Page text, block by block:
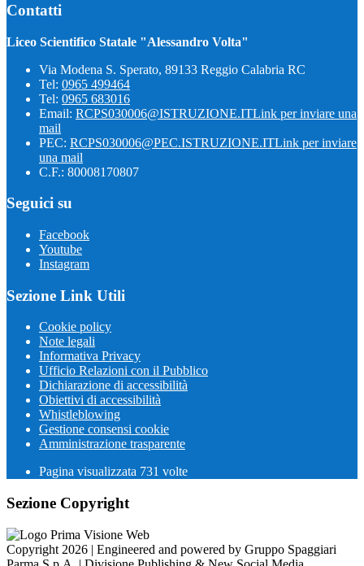
Contatti
Liceo Scientifico Statale "Alessandro Volta"
Via Modena S. Sperato, 89133 Reggio Calabria RC
Tel: 0965 499464
Tel: 0965 683016
Email: RCPS030006@ISTRUZIONE.ITLink per inviare una
mail
PEC: RCPS030006@PEC.ISTRUZIONE.ITLink per inviare
una mail
C.F.: 80008170807
Seguici su
Facebook
Youtube
Instagram
Sezione Link Utili
Cookie policy
Note legali
Informativa Privacy
Ufficio Relazioni con il Pubblico
Dichiarazione di accessibilità
Obiettivi di accessibilità
Whistleblowing
Gestione consensi cookie
Amministrazione trasparente
Pagina visualizzata 731 volte
Sezione Copyright
Copyright 2026 | Engineered and powered by Gruppo Spaggiari